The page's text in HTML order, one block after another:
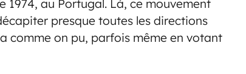
1974, au Portugal. Là, ce mouvement
presque toutes les directions
comme on pu, parfois même en votant